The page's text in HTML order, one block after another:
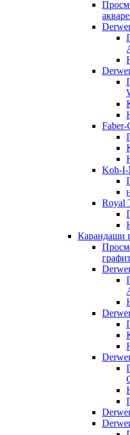
Faber-
Koh-I-
Royal
Карандаши